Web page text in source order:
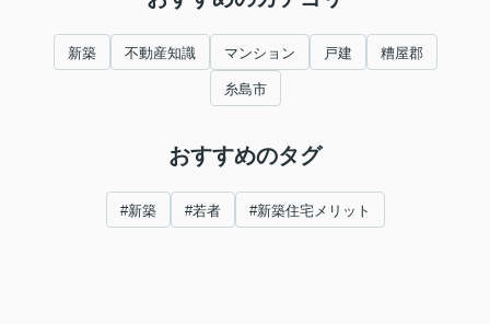
新築 不動産知識 マンション 戸建 糟屋郡
糸島市
おすすめのタグ
#新築 #若者 #新築住宅メリット